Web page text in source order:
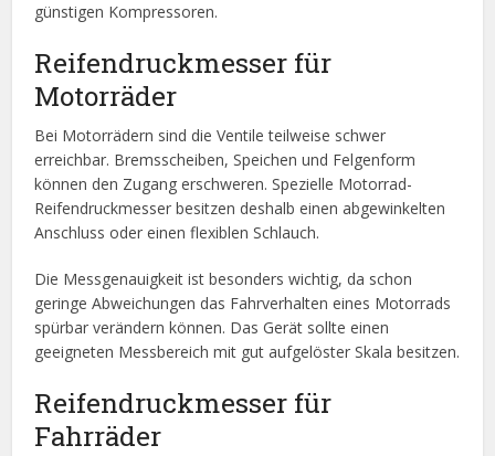
günstigen Kompressoren.
Reifendruckmesser für
Motorräder
Bei Motorrädern sind die Ventile teilweise schwer
erreichbar. Bremsscheiben, Speichen und Felgenform
können den Zugang erschweren. Spezielle Motorrad-
Reifendruckmesser besitzen deshalb einen abgewinkelten
Anschluss oder einen flexiblen Schlauch.
Die Messgenauigkeit ist besonders wichtig, da schon
geringe Abweichungen das Fahrverhalten eines Motorrads
spürbar verändern können. Das Gerät sollte einen
geeigneten Messbereich mit gut aufgelöster Skala besitzen.
Reifendruckmesser für
Fahrräder